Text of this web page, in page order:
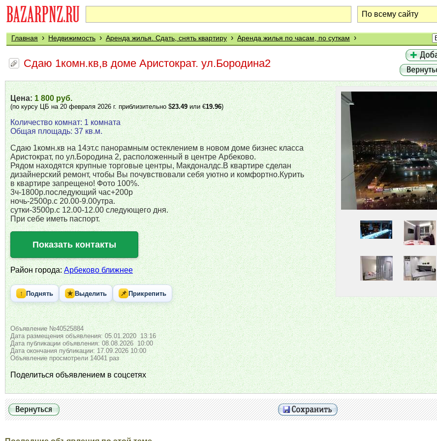
Главная › Недвижимость › Аренда жилья. Сдать, снять квартиру › Аренда жилья по часам, по суткам ›
Сдаю 1комн.кв,в доме Аристократ. ул.Бородина2
Цена:1 800 руб.
(по курсу ЦБ на 20 февраля 2026 г. приблизительно $23.49или €19.96)
Количество комнат: 1 комната
Общая площадь: 37 кв.м.
Сдаю 1комн.кв на 14эт.с панорамным остеклением в новом доме бизнес класса
Аристократ, по ул.Бородина 2, расположенный в центре Арбеково.
Рядом находятся крупные торговые центры, Макдоналдс.В квартире сделан
дизайнерский ремонт, чтобы Вы почувствовали себя уютно и комфортно.Курить
в квартире запрещено! Фото 100%.
3ч-1800р.последующий час+200р
ночь-2500р.с 20.00-9.00утра.
сутки-3500р.с 12.00-12.00 следующего дня.
При себе иметь паспорт.
Показать контакты
Район города:Арбеково ближнее
↑ Поднять ★ Выделить 📌 Прикрепить
Объявление №40525884
Дата размещения объявления: 05.01.2020 13:16
Дата публикации объявления: 08.08.2026 10:00
Дата окончания публикации: 17.09.2026 10:00
Объявление просмотрели 14041 раз
Поделиться объявлением в соцсетях